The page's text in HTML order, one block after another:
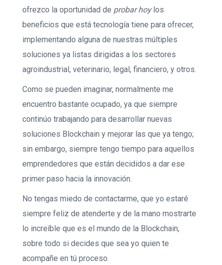
ofrezco la oportunidad de probar hoylos
beneficios que está tecnología tiene para ofrecer,
implementando alguna de nuestras múltiples
soluciones ya listas dirigidas a los sectores
agroindustrial, veterinario, legal, financiero, y otros.
Como se pueden imaginar, normalmente me
encuentro bastante ocupado, ya que siempre
continúo trabajando para desarrollar nuevas
soluciones Blockchain y mejorar las que ya tengo;
sin embargo, siempre tengo tiempo para aquellos
emprendedores que están decididos a dar ese
primer paso hacia la innovación.
No tengas miedo de contactarme, que yo estaré
siempre feliz de atenderte y de la mano mostrarte
lo increíble que es el mundo de la Blockchain,
sobre todo si decides que sea yo quien te
acompañe en tú proceso.